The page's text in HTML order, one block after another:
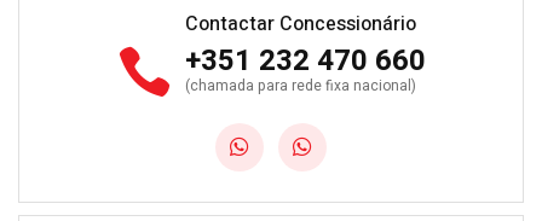
Contactar Concessionário
+351 232 470 660
(chamada para rede fixa nacional)